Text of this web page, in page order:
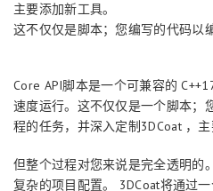
主要添加新工具。
这不仅仅是脚本；您编写的代码以
Core API脚本是一个可兼容的
速度运行。这不仅仅是一个脚本；
程的任务，并深入定制3DCoat ，主
但整个过程对您来说是完全透明的
复杂的项目配置。 3DCoat将通过